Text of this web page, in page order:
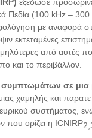
Πεδία (100 kHz –
με αναφορά
εκτεταμένες
από αυτές
και το περιβάλλον.
σε μια
χαμηλής και
συστήματος,
που ορίζει η ICNIRP